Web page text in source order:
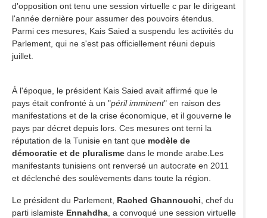
d'opposition ont tenu une session virtuelle c par le dirigeant
l'année dernière pour assumer des pouvoirs étendus.
Parmi ces mesures, Kais Saied a suspendu les activités du
Parlement, qui ne s'est pas officiellement réuni depuis
juillet.
À l'époque, le président Kais Saied avait affirmé que le
pays était confronté à un "péril imminent" en raison des
manifestations et de la crise économique, et il gouverne le
pays par décret depuis lors. Ces mesures ont terni la
réputation de la Tunisie en tant que modèle de
démocratie et de pluralisme dans le monde arabe.Les
manifestants tunisiens ont renversé un autocrate en 2011
et déclenché des soulèvements dans toute la région.
Le président du Parlement, Rached Ghannouchi , chef du
parti islamiste Ennahdha , a convoqué une session virtuelle